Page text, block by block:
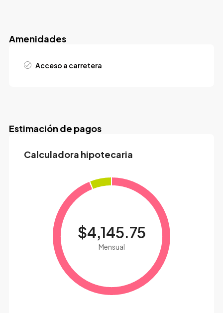
Amenidades
Acceso a carretera
Estimación de pagos
Calculadora hipotecaria
$4,145.75
Mensual